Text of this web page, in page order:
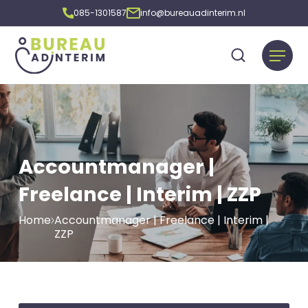
085-1301587 info@bureauadinterim.nl
Accountmanager |
Freelance | Interim | ZZP
Home Accountmanager | Freelance | Interim |
ZZP